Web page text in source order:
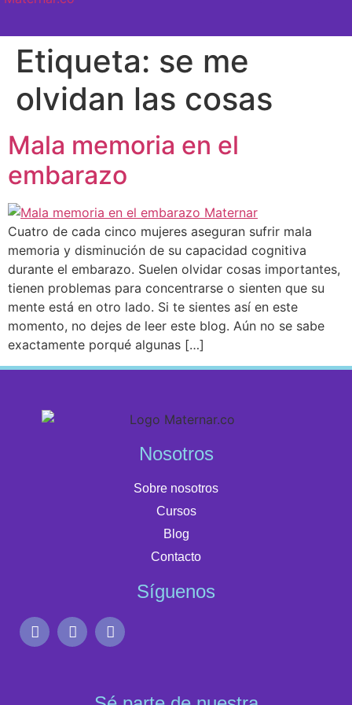
Etiqueta: se me
olvidan las cosas
Mala memoria en el
embarazo
Cuatro de cada cinco mujeres aseguran sufrir mala
memoria y disminución de su capacidad cognitiva
durante el embarazo. Suelen olvidar cosas importantes,
tienen problemas para concentrarse o sienten que su
mente está en otro lado. Si te sientes así en este
momento, no dejes de leer este blog. Aún no se sabe
exactamente porqué algunas […]
Nosotros
Sobre nosotros
Cursos
Blog
Contacto
Síguenos